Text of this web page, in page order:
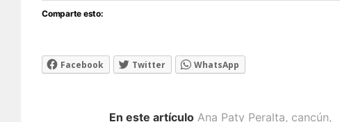
Comparte esto:
Facebook Twitter WhatsApp
En este artículo Ana Paty Peralta, cancún,